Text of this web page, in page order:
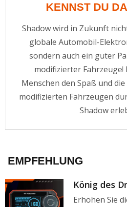
KENNST DU
Shadow wird in Zukunft
globale Automobil-
sondern auch ein guter
modifizierter Fahrzeuge!
Menschen den Spaß und
modifizierten Fahrzeugen
Shadow
EMPFEHLUNG
König des
Erhöhen Sie